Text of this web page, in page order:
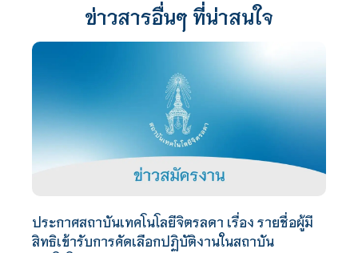
ข่าวสารอื่นๆ ที่น่าสนใจ
ประกาศสถาบันเทคโนโลยีจิตรลดา เรื่อง รายชื่อผู้มี
สิทธิเข้ารับการคัดเลือกปฏิบัติงานในสถาบัน